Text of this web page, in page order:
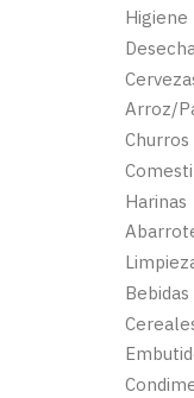
Arroz/
Churros
Harinas
Bebidas